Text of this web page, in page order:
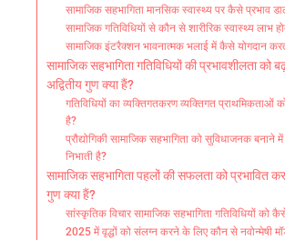
सामाजिक सहभागिता मानसिक स्वास्थ्य पर कैसे प्रभाव
सामाजिक गतिविधियों से कौन से शारीरिक स्वास्थ्य लाभ
सामाजिक इंटरैक्शन भावनात्मक भलाई में कैसे योगदान
सामाजिक सहभागिता गतिविधियों की प्रभावशीलता को
अद्वितीय गुण क्या हैं?
गतिविधियों का व्यक्तिगतकरण व्यक्तिगत प्राथमिकताओं
है?
प्रौद्योगिकी सामाजिक सहभागिता को सुविधाजनक बनाने
निभाती है?
सामाजिक सहभागिता पहलों की सफलता को प्रभावित
गुण क्या हैं?
सांस्कृतिक विचार सामाजिक सहभागिता गतिविधियों को
2025 में वृद्धों को संलग्न करने के लिए कौन से नवोन्मेषी